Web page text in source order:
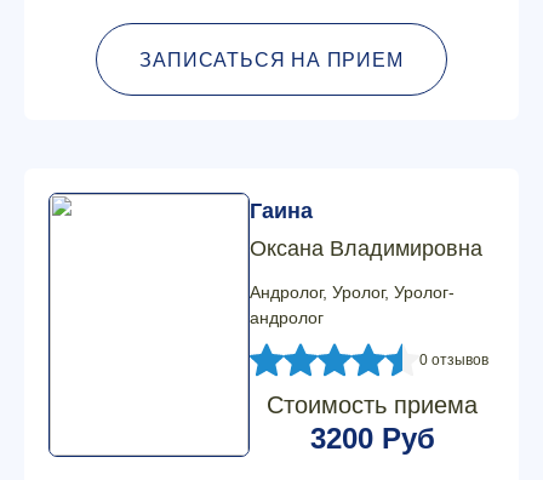
ЗАПИСАТЬСЯ НА ПРИЕМ
Гаина
Оксана Владимировна
Андролог, Уролог, Уролог-
андролог
0 отзывов
Стоимость приема
3200 Руб